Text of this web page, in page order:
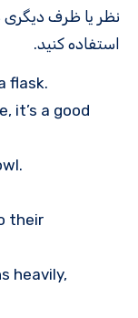
استفاده کنید.
flask.
it’s a good
their
heavily,